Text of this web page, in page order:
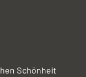
Schönheit